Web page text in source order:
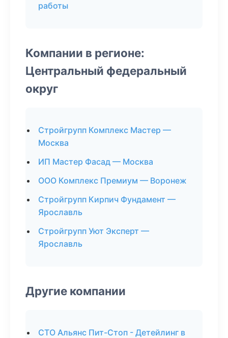
работы
Компании в регионе:
Центральный федеральный
округ
Стройгрупп Комплекс Мастер —
Москва
ИП Мастер Фасад — Москва
ООО Комплекс Премиум — Воронеж
Стройгрупп Кирпич Фундамент —
Ярославль
Стройгрупп Уют Эксперт —
Ярославль
Другие компании
СТО Альянс Пит-Стоп - Детейлинг в